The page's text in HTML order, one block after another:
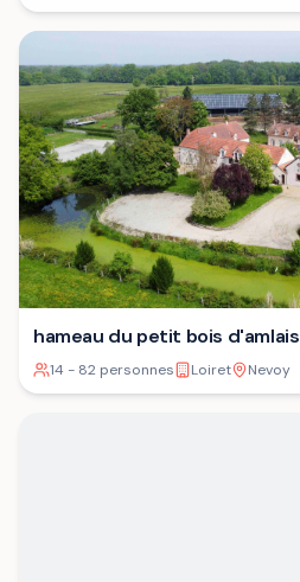
hameau du petit bois d'amlais
14 - 82 personnes Loiret Nevoy